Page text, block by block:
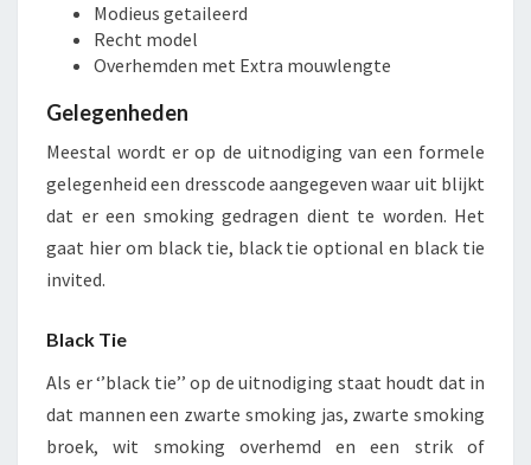
Modieus getaileerd
Recht model
Overhemden met Extra mouwlengte
Gelegenheden
Meestal wordt er op de uitnodiging van een formele
gelegenheid een dresscode aangegeven waar uit blijkt
dat er een smoking gedragen dient te worden. Het
gaat hier om black tie, black tie optional en black tie
invited.
Black Tie
Als er ‘’black tie’’ op de uitnodiging staat houdt dat in
dat mannen een zwarte smoking jas, zwarte smoking
broek, wit smoking overhemd en een strik of